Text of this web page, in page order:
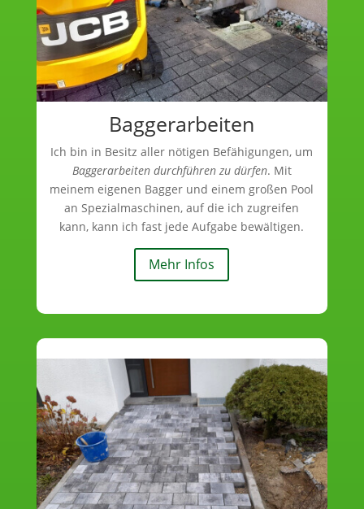
Baggerarbeiten
Ich bin in Besitz aller nötigen Befähigungen, um
Baggerarbeiten durchführen zu dürfen. Mit
meinem eigenen Bagger und einem großen Pool
an Spezialmaschinen, auf die ich zugreifen
kann, kann ich fast jede Aufgabe bewältigen.
Mehr Infos